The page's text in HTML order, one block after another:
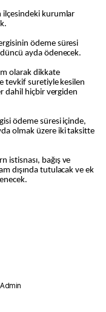
ilçesindeki kurumlar
ödeme süresi
ayda ödenecek.
olarak dikkate
tevkif suretiyle kesilen
dahil hiçbir vergiden
ödeme süresi içinde,
olmak üzere iki taksitte
istisnası, bağış ve
dışında tutulacak ve ek